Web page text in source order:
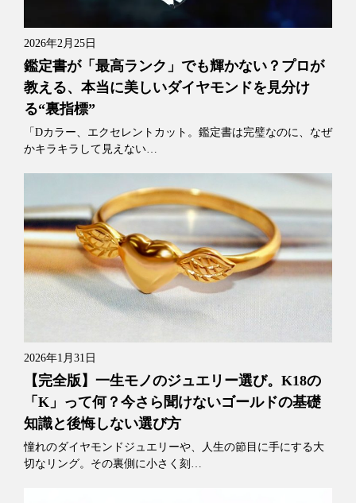
2026年2月25日
鑑定書が「最高ランク」でも輝かない？プロが
教える、本当に美しいダイヤモンドを見分け
る“裏指標”
「Dカラー、エクセレントカット。鑑定書は完璧なのに、なぜ
かキラキラして見えない…
2026年1月31日
【完全版】一生モノのジュエリー選び。K18の
「K」って何？今さら聞けないゴールドの基礎
知識と後悔しない選び方
憧れのダイヤモンドジュエリーや、人生の節目に手にする大
切なリング。その裏側に小さく刻…